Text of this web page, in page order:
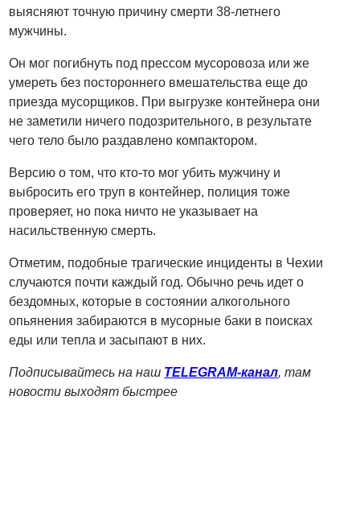
выясняют точную причину смерти 38-летнего
мужчины.
Он мог погибнуть под прессом мусоровоза или же
умереть без постороннего вмешательства еще до
приезда мусорщиков. При выгрузке контейнера они
не заметили ничего подозрительного, в результате
чего тело было раздавлено компактором.
Версию о том, что кто-то мог убить мужчину и
выбросить его труп в контейнер, полиция тоже
проверяет, но пока ничто не указывает на
насильственную смерть.
Отметим, подобные трагические инциденты в Чехии
случаются почти каждый год. Обычно речь идет о
бездомных, которые в состоянии алкогольного
опьянения забираются в мусорные баки в поисках
еды или тепла и засыпают в них.
Подписывайтесь на наш TELEGRAM-канал, там
новости выходят быстрее